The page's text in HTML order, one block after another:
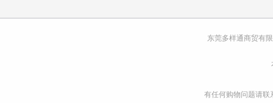
东莞多样通商贸有
有任何购物问题请